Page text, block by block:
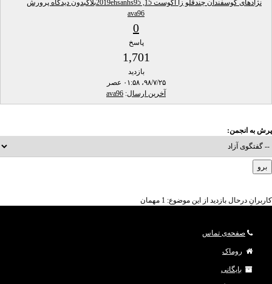
نژادهای گوسفندان چندقلو زا آگوست 15, 2019ehsanhs95بلاگبدون دیدگاه پرورش
ava96
0
پاسخ
1,701
بازدید
۹۸/۷/۲۵، ۰۱:۵۸ عصر
آخرین ارسال:
ava96
پرش به انجمن:
کاربرانِ درحال بازدید از این موضوع: 1 مهمان
صفحه‌ی تماس
روماک
بایگانی